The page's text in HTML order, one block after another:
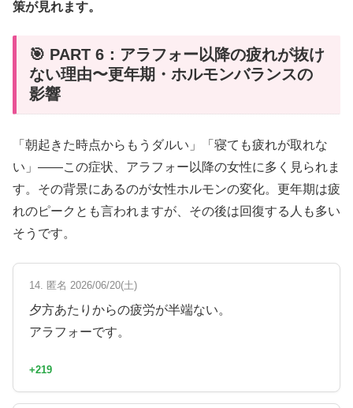
策が見れます。
🎯 PART 6：アラフォー以降の疲れが抜け
ない理由〜更年期・ホルモンバランスの
影響
「朝起きた時点からもうダルい」「寝ても疲れが取れな
い」——この症状、アラフォー以降の女性に多く見られま
す。その背景にあるのが女性ホルモンの変化。更年期は疲
れのピークとも言われますが、その後は回復する人も多い
そうです。
14. 匿名 2026/06/20(土)
夕方あたりからの疲労が半端ない。
アラフォーです。
+219